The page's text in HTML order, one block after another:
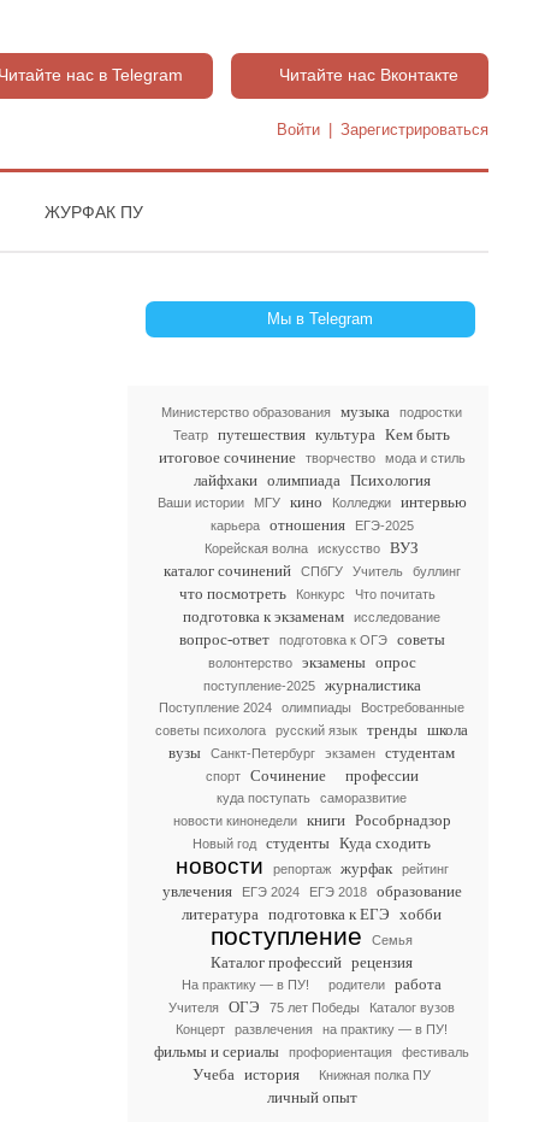
Читайте нас в Telegram Читайте нас Вконтакте
Войти Зарегистрироваться
ЖУРФАК ПУ
Мы в Telegram
Министерство образования музыка
подростки
Театр
путешествия культура Кем быть
итоговое сочинение
творчество мода и стиль
лайфхаки олимпиада Психология
Ваши истории МГУ кино Колледжи интервью
карьера отношения
ЕГЭ-2025
Корейская волна
искусство
ВУЗ
каталог сочинений
СПбГУ Учитель буллинг
что посмотреть Конкурс Что почитать
подготовка к экзаменам исследование
вопрос-ответ подготовка к ОГЭ советы
волонтерство экзамены опрос
поступление-2025 журналистика
Поступление 2024 олимпиады
Востребованные
советы психолога
русский язык тренды школа
вузы
Санкт-Петербург экзамен студентам
спорт Сочинение профессии
куда поступать
саморазвитие
новости кинонедели
книги Рособрнадзор
Новый год студенты Куда сходить
новости репортаж журфак рейтинг
увлечения ЕГЭ 2024 ЕГЭ 2018
образование
литература подготовка к ЕГЭ хобби
поступление Семья
Каталог профессий рецензия
На практику — в ПУ! родители работа
Учителя ОГЭ 75 лет Победы
Каталог вузов
Концерт
развлечения на практику — в ПУ!
фильмы и сериалы профориентация фестиваль
Учеба история Книжная полка ПУ
личный опыт